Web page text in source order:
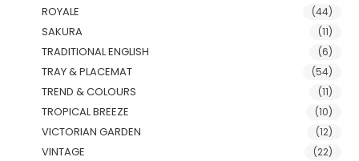
ROYALE (44)
SAKURA (11)
TRADITIONAL ENGLISH (6)
TRAY & PLACEMAT (54)
TREND & COLOURS (11)
TROPICAL BREEZE (10)
VICTORIAN GARDEN (12)
VINTAGE (22)